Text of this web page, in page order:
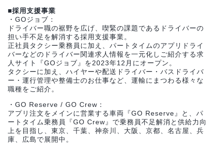
■採用支援事業
・GOジョブ：
ドライバー職の裾野を広げ、喫緊の課題であるドライバーの
担い手不足を解消する採用支援事業。
正社員タクシー乗務員に加え、パートタイムのアプリドライ
バーなどのドライバー関連求人情報を一元化しご紹介する求
人サイト『GOジョブ』を2023年12月にオープン。
タクシーに加え、ハイヤーや配送ドライバー・バスドライバ
ー・運行管理や整備士のお仕事など、運輸にまつわる様々な
職種をご紹介。
・GO Reserve / GO Crew：
アプリ注文をメインに営業する車両『GO Reserve』と、パ
ートタイム乗務員『GO Crew』で乗務員不足解消と供給力向
上を目指し、東京、千葉、神奈川、大阪、京都、名古屋、兵
庫、広島で展開中。